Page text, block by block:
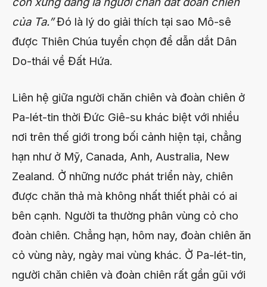
của Ta.”Đó là lý do giải thích tại sao Mô-sê
được Thiên Chúa tuyển chọn để dẫn dắt Dân
Do-thái về Đất Hứa.
Liên hệ giữa người chăn chiên và đoàn chiên ở
Pa-lét-tin thời Đức Giê-su khác biệt với nhiều
nơi trên thế giới trong bối cảnh hiện tại, chẳng
hạn như ở Mỹ, Canada, Anh, Australia, New
Zealand. Ở những nước phát triển này, chiên
được chăn thả mà không nhất thiết phải có ai
bên cạnh. Người ta thường phân vùng cỏ cho
đoàn chiên. Chẳng hạn, hôm nay, đoàn chiên ăn
cỏ vùng này, ngày mai vùng khác. Ở Pa-lét-tin,
người chăn chiên và đoàn chiên rất gần gũi với